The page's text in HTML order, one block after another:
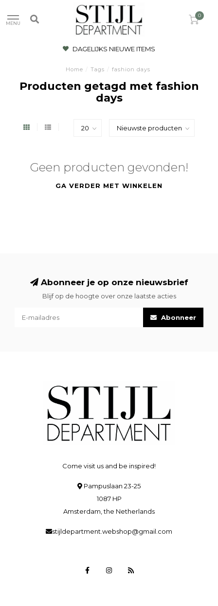
MENU
0
DAGELIJKS NIEUWE ITEMS
Home / Tags / fashion days
Producten getagd met fashion
days
Geen producten gevonden!
GA VERDER MET WINKELEN
Abonneer je op onze nieuwsbrief
Blijf op de hoogte over onze laatste acties
Abonneer
Come visit us and be inspired!
Pampuslaan 23-25
1087 HP
Amsterdam, the Netherlands
stijldepartment.webshop@gmail.com